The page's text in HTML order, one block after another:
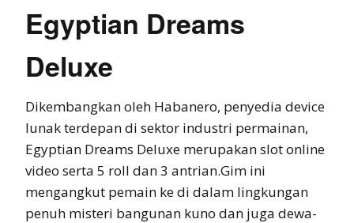
Egyptian Dreams
Deluxe
Dikembangkan oleh Habanero, penyedia device
lunak terdepan di sektor industri permainan,
Egyptian Dreams Deluxe merupakan slot online
video serta 5 roll dan 3 antrian.Gim ini
mengangkut pemain ke di dalam lingkungan
penuh misteri bangunan kuno dan juga dewa-